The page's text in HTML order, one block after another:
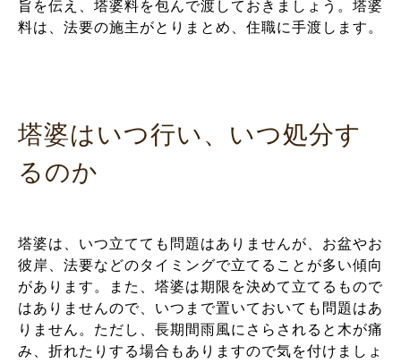
旨を伝え、塔婆料を包んで渡しておきましょう。塔婆
料は、法要の施主がとりまとめ、住職に手渡します。
塔婆はいつ行い、いつ処分す
るのか
塔婆は、いつ立てても問題はありませんが、お盆やお
彼岸、法要などのタイミングで立てることが多い傾向
があります。また、塔婆は期限を決めて立てるもので
はありませんので、いつまで置いておいても問題はあ
りません。ただし、長期間雨風にさらされると木が痛
み、折れたりする場合もありますので気を付けましょ